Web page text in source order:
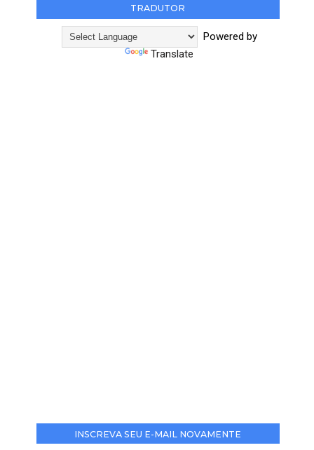
TRADUTOR
Powered by
Translate
INSCREVA SEU E-MAIL NOVAMENTE